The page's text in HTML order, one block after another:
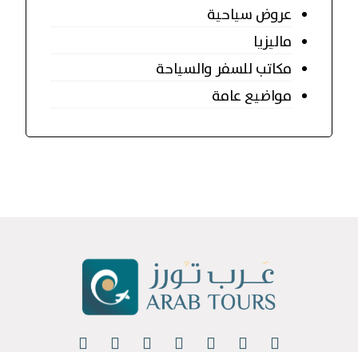
عروض سياحية
ماليزيا
مكاتب للسفر والسياحة
مواضيع عامة